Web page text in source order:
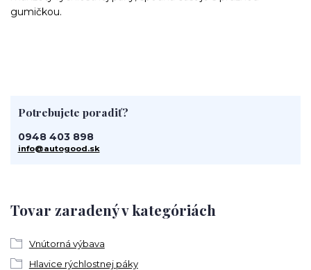
gumičkou.
Tovar zaradený v kategóriách
Vnútorná výbava
Hlavice rýchlostnej páky
Potrebujete poradiť?
0948 403 898
info@autogood.sk